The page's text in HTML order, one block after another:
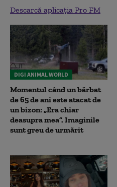
Descarcă aplicația Pro FM
DIGI ANIMAL WORLD
Momentul când un bărbat
de 65 de ani este atacat de
un bizon: „Era chiar
deasupra mea”. Imaginile
sunt greu de urmărit